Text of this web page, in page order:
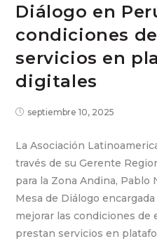
Diálogo en
condiciones
servicios en
digitales
septiembre 10, 2025
La Asociación
través de su Gerente
para la Zona Andina, Pablo
Mesa de Diálogo
mejorar las condiciones de
prestan servicios en